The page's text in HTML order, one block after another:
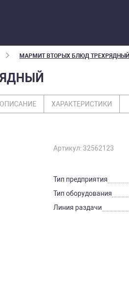
МАРМИТ ВТОРЫХ БЛЮД ТРЕХРЯДНЫЙ
ОПИСАНИЕ ХАРАКТЕРИСТИКИ
Артикул: 32562123
Тип предприятия
Тип оборудования
Линия раздачи